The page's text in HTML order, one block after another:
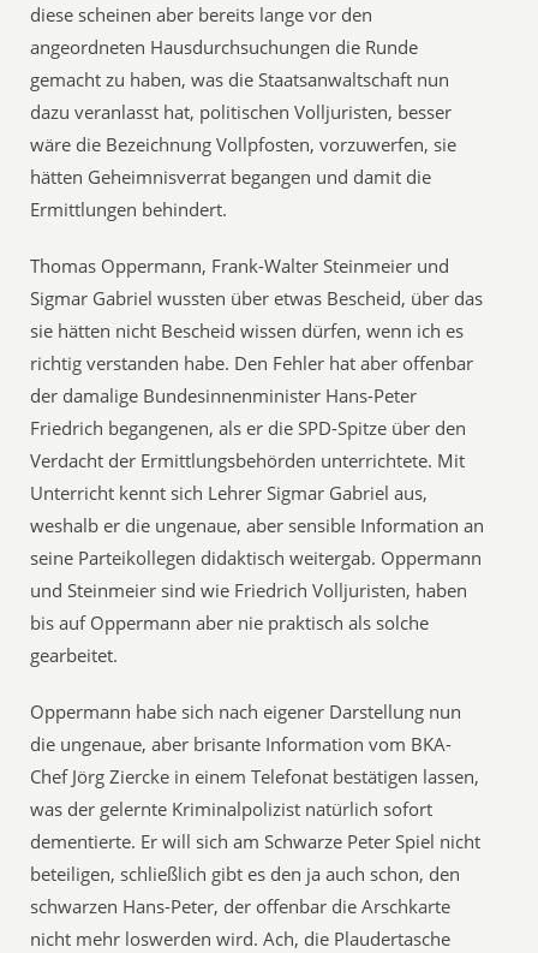
diese scheinen aber bereits lange vor den
angeordneten Hausdurchsuchungen die Runde
gemacht zu haben, was die Staatsanwaltschaft nun
dazu veranlasst hat, politischen Volljuristen, besser
wäre die Bezeichnung Vollpfosten, vorzuwerfen, sie
hätten Geheimnisverrat begangen und damit die
Ermittlungen behindert.
Thomas Oppermann, Frank-Walter Steinmeier und
Sigmar Gabriel wussten über etwas Bescheid, über das
sie hätten nicht Bescheid wissen dürfen, wenn ich es
richtig verstanden habe. Den Fehler hat aber offenbar
der damalige Bundesinnenminister Hans-Peter
Friedrich begangenen, als er die SPD-Spitze über den
Verdacht der Ermittlungsbehörden unterrichtete. Mit
Unterricht kennt sich Lehrer Sigmar Gabriel aus,
weshalb er die ungenaue, aber sensible Information an
seine Parteikollegen didaktisch weitergab. Oppermann
und Steinmeier sind wie Friedrich Volljuristen, haben
bis auf Oppermann aber nie praktisch als solche
gearbeitet.
Oppermann habe sich nach eigener Darstellung nun
die ungenaue, aber brisante Information vom BKA-
Chef Jörg Ziercke in einem Telefonat bestätigen lassen,
was der gelernte Kriminalpolizist natürlich sofort
dementierte. Er will sich am Schwarze Peter Spiel nicht
beteiligen, schließlich gibt es den ja auch schon, den
schwarzen Hans-Peter, der offenbar die Arschkarte
nicht mehr loswerden wird. Ach, die Plaudertasche